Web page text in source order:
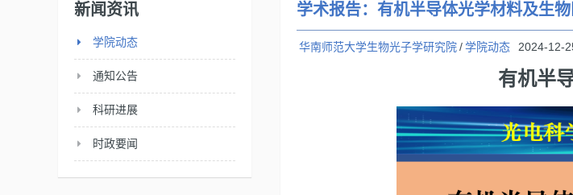
新闻资讯
学院动态
通知公告
科研进展
时政要闻
学术报告：有机半导体光学材料及生
华南师范大学生物光子学研究院/学院动态 2024-12-
有机半